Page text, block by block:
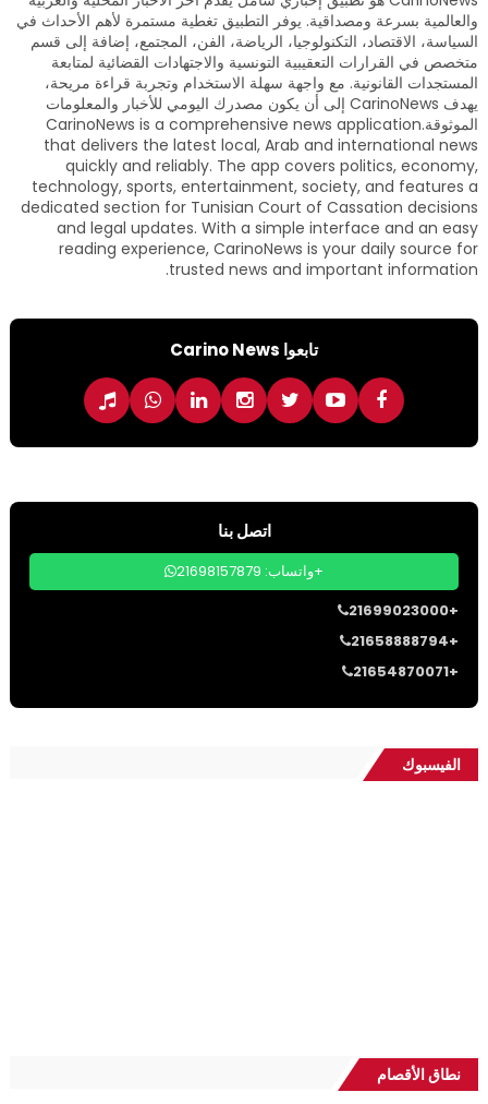
والعالمية بسرعة ومصداقية. يوفر التطبيق تغطية مستمرة لأهم الأحداث في
السياسة، الاقتصاد، التكنولوجيا، الرياضة، الفن، المجتمع، إضافة إلى قسم
متخصص في القرارات التعقيبية التونسية والاجتهادات القضائية لمتابعة
المستجدات القانونية. مع واجهة سهلة الاستخدام وتجربة قراءة مريحة،
يهدف CarinoNews إلى أن يكون مصدرك اليومي للأخبار والمعلومات
الموثوقة.CarinoNews is a comprehensive news application
that delivers the latest local, Arab and international news
quickly and reliably. The app covers politics, economy,
technology, sports, entertainment, society, and features a
dedicated section for Tunisian Court of Cassation decisions
and legal updates. With a simple interface and an easy
reading experience, CarinoNews is your daily source for
trusted news and important information.
تابعوا Carino News
اتصل بنا
واتساب: 21698157879+
21699023000+
21658888794+
21654870071+
الفيسبوك
نطاق الأقصام